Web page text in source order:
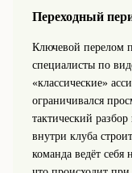
Переходный
Ключевой перелом
специалисты по
«классические»
ограничивался
тактический
внутри клуба
команда ведёт себя